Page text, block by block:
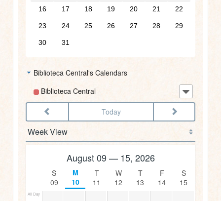
16 17 18 19 20 21 22
23 24 25 26 27 28 29
30 31
Biblioteca Central's Calendars
Biblioteca Central
Today
August 09 — 15, 2026
09 10 11 12 13 14 15
All Day
5am
6am
7am
8am
9am
11am